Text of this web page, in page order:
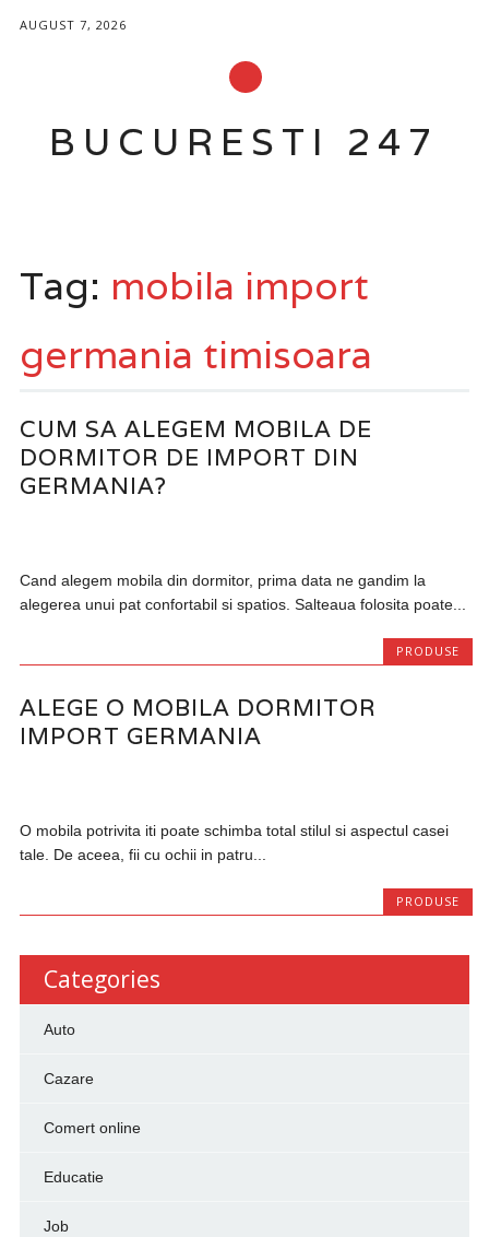
AUGUST 7, 2026
BUCURESTI 247
content
Tag: mobila import
germania timisoara
CUM SA ALEGEM MOBILA DE
DORMITOR DE IMPORT DIN
GERMANIA?
Cand alegem mobila din dormitor, prima data ne gandim la
alegerea unui pat confortabil si spatios. Salteaua folosita poate...
PRODUSE
ALEGE O MOBILA DORMITOR
IMPORT GERMANIA
O mobila potrivita iti poate schimba total stilul si aspectul casei
tale. De aceea, fii cu ochii in patru...
PRODUSE
Categories
Auto
Cazare
Comert online
Educatie
Job